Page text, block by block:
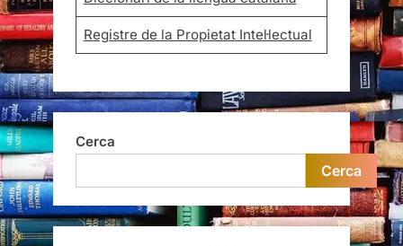
Registre de la Propietat Intel·lectual
Cerca
Cerca